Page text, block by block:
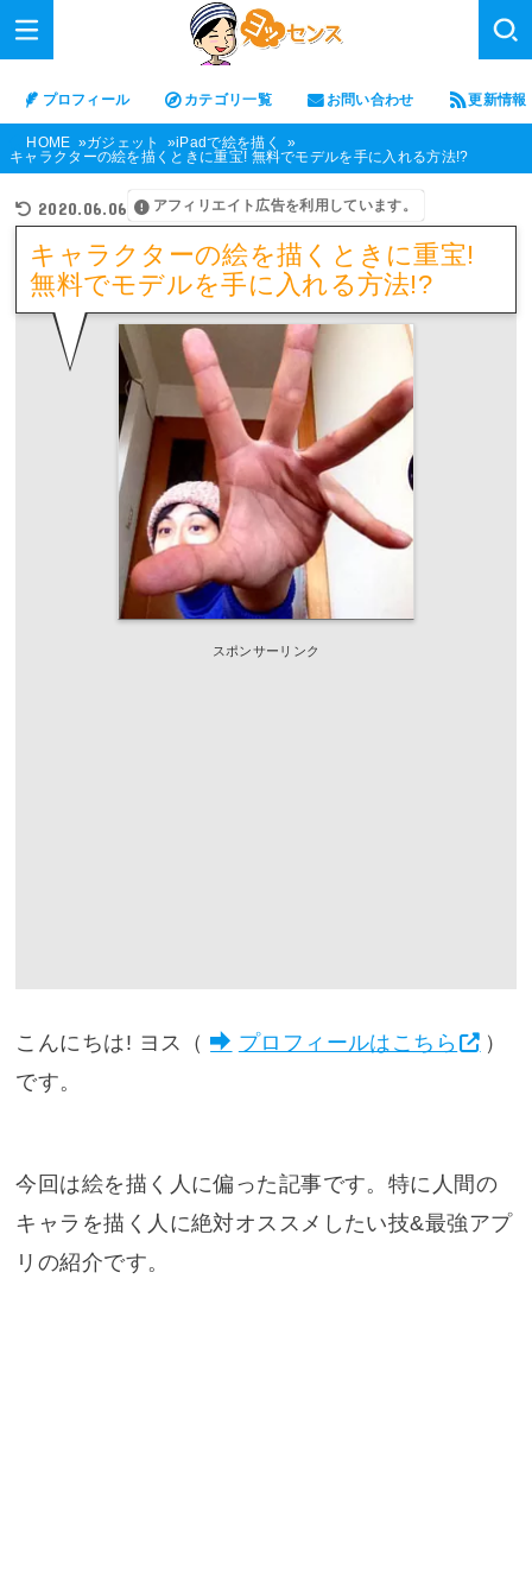
プロフィール カテゴリ一覧 お問い合わせ 更新情報
HOME ガジェット
iPadで絵を描く
キャラクターの絵を描くときに重宝! 無料でモデルを手に入れる方法!?
2020.06.06 アフィリエイト広告を利用しています。
キャラクターの絵を描くときに重宝!
無料でモデルを手に入れる方法!?
スポンサーリンク
こんにちは! ヨス（ プロフィールはこちら
）
です。
今回は絵を描く人に偏った記事です。特に人間の
キャラを描く人に絶対オススメしたい技&最強アプ
リの紹介です。